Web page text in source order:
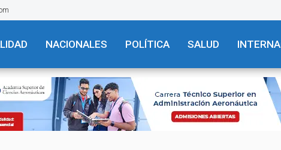
NACIONALES POLÍTICA SALUD